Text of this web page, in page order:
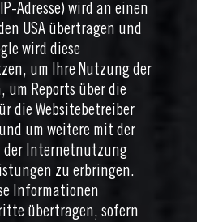
Adresse) wird an einen
USA übertragen und
wird diese
um Ihre Nutzung der
um Reports über die
die Websitebetreiber
um weitere mit der
der Internetnutzung
zu erbringen.
Informationen
übertragen, sofern